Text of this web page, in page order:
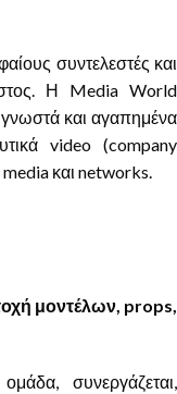
συντελεστές και
Η Media World
και αγαπημένα
video (company
και networks.
μοντέλων, props,
συνεργάζεται,